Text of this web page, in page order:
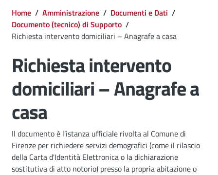
Briciole di pane
Home / Amministrazione / Documenti e Dati /
Documento (tecnico) di Supporto /
Richiesta intervento domiciliari – Anagrafe a casa
Richiesta intervento
domiciliari – Anagrafe a
casa
Dettagli
Il documento è l’istanza ufficiale rivolta al Comune di
Firenze per richiedere servizi demografici (come il rilascio
della Carta d'Identità Elettronica o la dichiarazione
sostitutiva di atto notorio) presso la propria abitazione o